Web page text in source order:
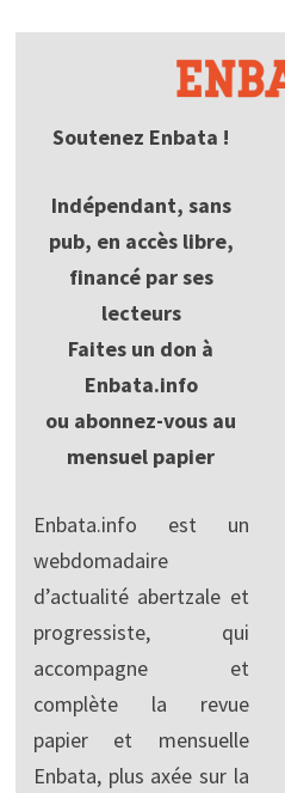
Soutenez Enbata !
Indépendant, sans
pub, en accès libre,
financé par ses
lecteurs
Faites un don à
Enbata.info
ou abonnez-vous au
mensuel papier
Enbata.info est un
webdomadaire
d’actualité abertzale et
progressiste, qui
accompagne et
complète la revue
papier et mensuelle
Enbata, plus axée sur la